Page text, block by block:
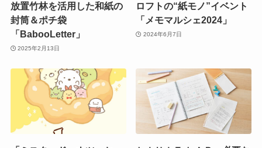
放置竹林を活用した和紙の
封筒＆ポチ袋
「BabooLetter」
2025年2月13日
ロフトの“紙モノ”イベント
「メモマルシェ2024」
2024年6月7日